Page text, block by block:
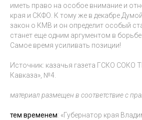
иметь право на особое внимание и
края и СКФО. К тому же в декабре
закон о КМВ и он определит особый
станет еще одним аргументом в борьбе
Самое время усиливать позиции!
Источник: казачья газета ГСКО СОКО
Кавказа», №4.
материал размещен в соответствие с
тем временем: «Губернатор края